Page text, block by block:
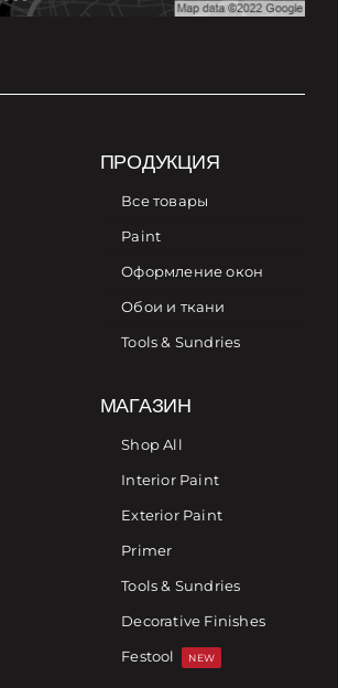
ПРОДУКЦИЯ
Все товары
Paint
Оформление окон
Обои и ткани
Tools & Sundries
МАГАЗИН
Shop All
Interior Paint
Exterior Paint
Primer
Tools & Sundries
Decorative Finishes
Festool
NEW